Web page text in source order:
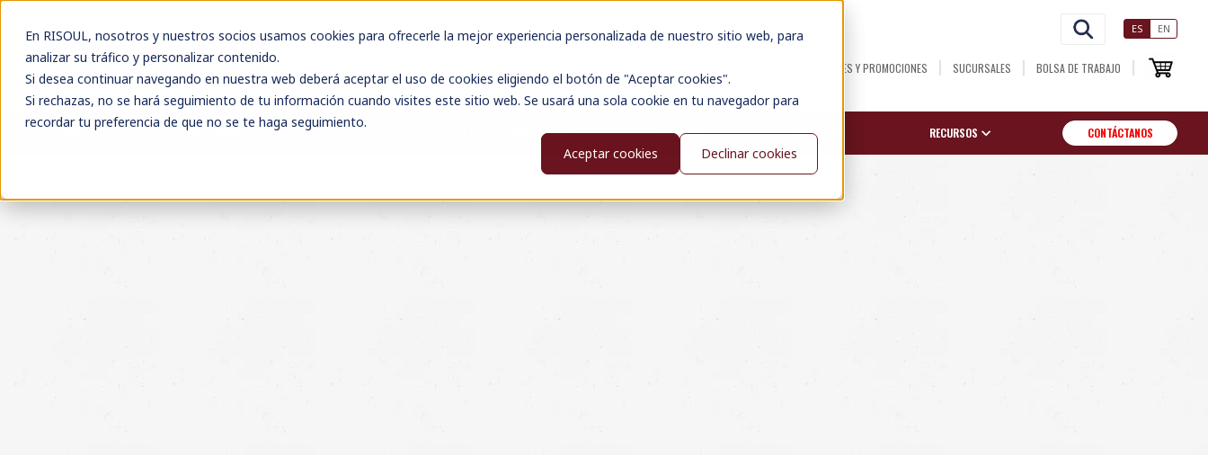
En RISOUL, nosotros y nuestros socios usamos cookies para ofrecerle la mejor experiencia personalizada de nuestro sitio web, para
analizar su tráfico y personalizar contenido.
Si desea continuar navegando en nuestra web deberá aceptar el uso de cookies eligiendo el botón de "Aceptar cookies".
Si rechazas, no se hará seguimiento de tu información cuando visites este sitio web. Se usará una sola cookie en tu navegador para
recordar tu preferencia de que no se te haga seguimiento.
Aceptar cookies
Declinar cookies
ES EN
NOVEDADES Y PROMOCIONES SUCURSALES BOLSA DE TRABAJO
MARCAS SOLUCIONES CENTRO DE COMPETENCIAS CATÁLOGOS NOSOTROS RECURSOS CONTÁCTANOS